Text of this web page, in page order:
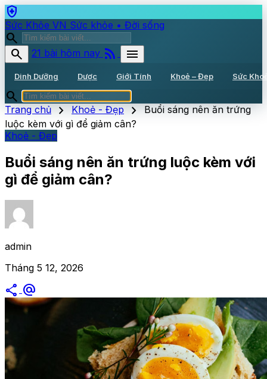
health_and_safety
Sức Khỏe VN Sức khỏe • Đời sống
search
search
21 bài hôm nay rss_feed menu
Dinh Dưỡng Dược Giới Tính Khoẻ – Đẹp Sức
search
Trang chủ chevron_right Khoẻ - Đẹp chevron_right Buổi sáng nên ăn trứng
luộc kèm với gì để giảm cân?
Khoẻ - Đẹp
Buổi sáng nên ăn trứng luộc kèm với
gì để giảm cân?
admin
Tháng 5 12, 2026
share alternate_email